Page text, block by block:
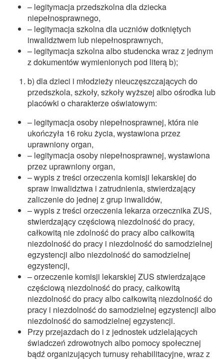
– legitymacja przedszkolna dla dziecka
niepełnosprawnego,
– legitymacja szkolna dla uczniów dotkniętych
inwalidztwem lub niepełnosprawnych,
– legitymacja szkolna albo studencka wraz z jednym
z dokumentów wymienionych pod literą b);
b) dla dzieci i młodzieży nieuczęszczających do
przedszkola, szkoły, szkoły wyższej albo ośrodka lub
placówki o charakterze oświatowym:
– legitymacja osoby niepełnosprawnej, która nie
ukończyła 16 roku życia, wystawiona przez
uprawniony organ,
– legitymacja osoby niepełnosprawnej, wystawiona
przez uprawniony organ,
– wypis z treści orzeczenia komisji lekarskiej do
spraw inwalidztwa i zatrudnienia, stwierdzający
zaliczenie do jednej z grup inwalidów,
– wypis z treści orzeczenia lekarza orzecznika ZUS,
stwierdzający częściową niezdolność do pracy,
całkowitą nie zdolność do pracy albo całkowitą
niezdolność do pracy i niezdolność do samodzielnej
egzystencji albo niezdolność do samodzielnej
egzystencji,
– orzeczenie komisji lekarskiej ZUS stwierdzające
częściową niezdolność do pracy, całkowitą
niezdolność do pracy albo całkowitą niezdolność do
pracy i niezdolność do samodzielnej egzystencji albo
niezdolność do samodzielnej egzystencji.
Przy przejazdach do i z jednostek udzielających
świadczeń zdrowotnych albo pomocy społecznej
bądź organizujących turnusy rehabilitacyjne, wraz z